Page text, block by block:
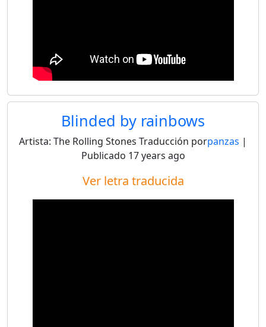
Blinded by rainbows
Artista: The Rolling Stones Traducción porpanzas |
Publicado 17 years ago
Ver letra traducida